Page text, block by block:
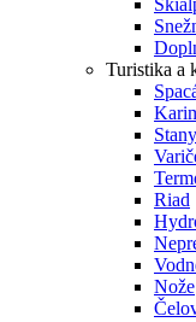
Turistika a
Riad
Nože